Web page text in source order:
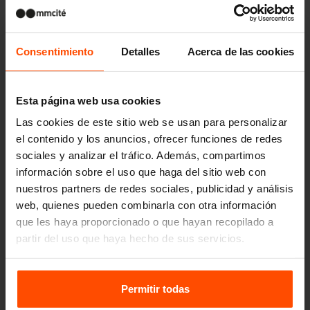
Consentimiento Detalles Acerca de las cookies
Esta página web usa cookies
Las cookies de este sitio web se usan para personalizar
el contenido y los anuncios, ofrecer funciones de redes
sociales y analizar el tráfico. Además, compartimos
información sobre el uso que haga del sitio web con
nuestros partners de redes sociales, publicidad y análisis
web, quienes pueden combinarla con otra información
que les haya proporcionado o que hayan recopilado a
partir del uso que haya hecho de sus servicios.
Para más información, visitePrinciples Relating to the
Processing Personal Data.Permitir todas